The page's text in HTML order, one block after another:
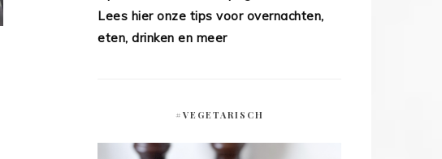
Lees hier onze tips voor overnachten,
eten, drinken en meer
#VEGETARISCH